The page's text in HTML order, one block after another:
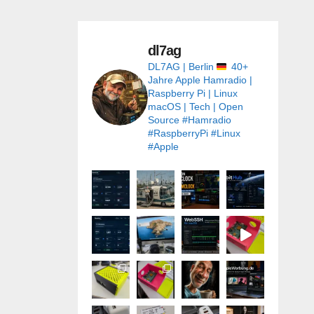
dl7ag
DL7AG | Berlin
40+
Jahre AppleHamradio |
Raspberry Pi | Linux
macOS | Tech | Open
Source#Hamradio
#RaspberryPi #Linux
#Apple